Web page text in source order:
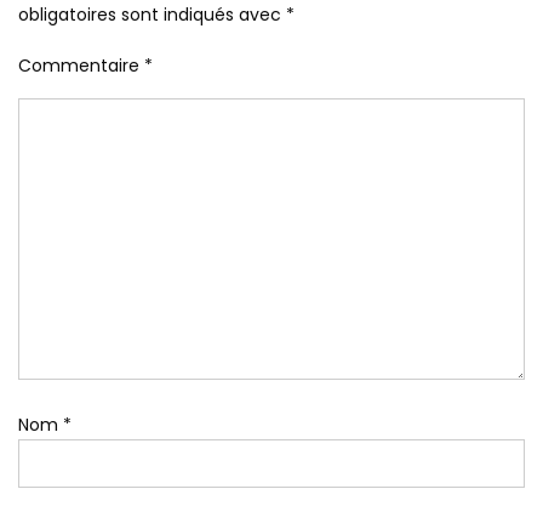
obligatoires sont indiqués avec *
Commentaire *
Nom *